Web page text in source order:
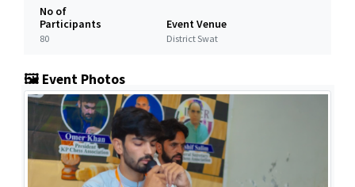
No of
Participants
80
Event Venue
District Swat
🖼️ Event Photos